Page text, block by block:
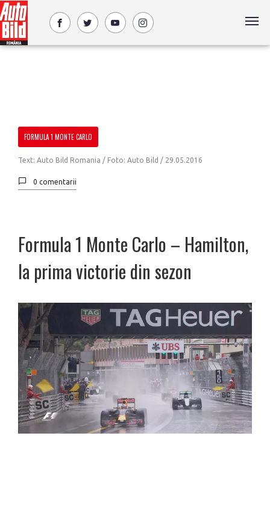
FORMULA 1 MONTE CARLO
Text: Auto Bild Romania / Foto: Auto Bild / 29.05.2016
0 comentarii
Formula 1 Monte Carlo – Hamilton,
la prima victorie din sezon